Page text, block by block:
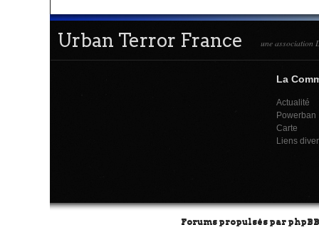
Urban Terror France une association
La
Actualité
Powerban
Carte
Liens
Forums propulsés par phpBB